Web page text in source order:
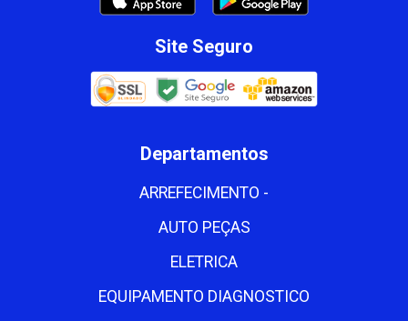
Site Seguro
Departamentos
ARREFECIMENTO -
AUTO PEÇAS
ELETRICA
EQUIPAMENTO DIAGNOSTICO